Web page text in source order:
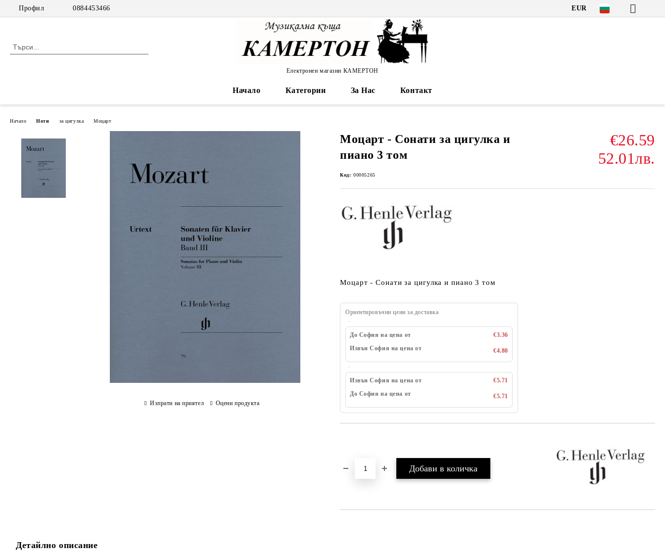
Профил 0884453466 EUR
Електронен магазин КАМЕРТОН
Начало Категории За Нас Контакт
Начало Ноти за цигулка Моцарт
Моцарт - Сонати за цигулка и
пиано 3 том
€26.59
52.01лв.
Код: 00005265
Моцарт - Сонати за цигулка и пиано 3 том
Ориентировъчни цени за доставка
До София на цена от
€3.36
Извън София на цена от
€4.80
Извън София на цена от
€5.71
До София на цена от
€5.71
Изпрати на приятел Оцени продукта
Детайлно описание